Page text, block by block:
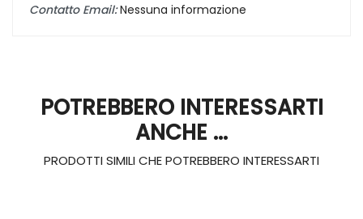
Contatto Email:Nessuna informazione
POTREBBERO INTERESSARTI
ANCHE ...
PRODOTTI SIMILI CHE POTREBBERO INTERESSARTI